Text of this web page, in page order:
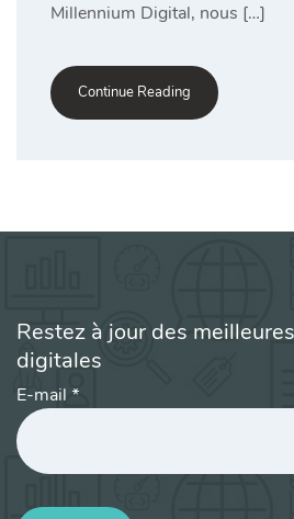
Millennium Digital, nous […]
Continue Reading
Restez à jour des
digitales
E-mail *